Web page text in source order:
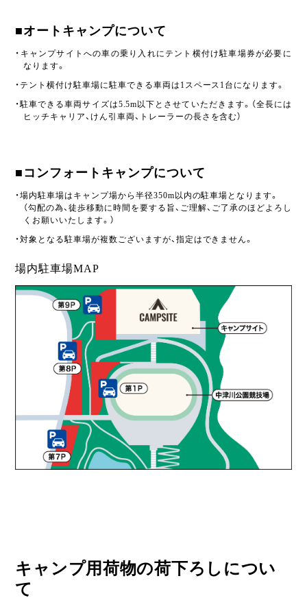
■オートキャンプについて
・キャンプサイトへの車の乗り入れにテント横付け駐⾞場券が必要に
なります。
・テント横付け駐車場に駐車できる車両は1スペース1台になります。
・駐車できる車両サイズは5.5m以下とさせていただきます。（全長には
ヒッチキャリア、けん引車両、トレーラーの長さを含む）
■コンフォートキャンプについて
・場内駐車場はキャンプ場から半径350m以内の駐車場となります。
（勾配の為、徒歩移動に時間を要する旨、ご理解、ご了承のほどよろし
くお願いいたします。）
・対象となる駐車場が複数ございますが、指定はできません。
場内駐車場MAP
キャンプ用荷物の荷下ろしについ
て